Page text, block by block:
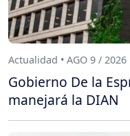
Actualidad • AGO 9 / 2026
Gobierno De la
manejará la DIAN